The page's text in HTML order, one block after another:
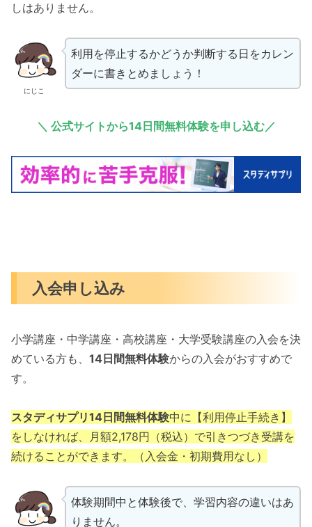
しはありません。
にじこ
利用を停止するかどうか判断する日をカレン
ダーに書きとめましょう！
＼ 公式サイトから14日間無料体験を申し込む／
入会申し込み
小学講座・中学講座・高校講座・大学受験講座の入会を決
めている方も、 14日間無料体験からの入会がおすすめで
す。
スタディサプリ14日間無料体験中に【利用停止手続き】
をしなければ、月額2,178円（税込）で引きつづき受講を
続けることができます。（入会金・初期費用なし）
体験期間中と体験後で、学習内容の違いはあ
りません。